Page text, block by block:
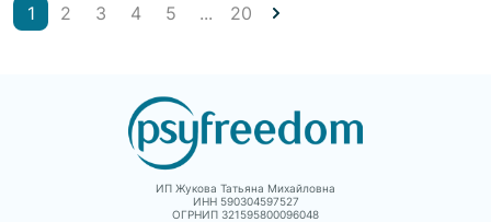
1 2 3 4 5 ... 20
ИП Жукова Татьяна Михайловна
ИНН 590304597527
ОГРНИП 321595800096048